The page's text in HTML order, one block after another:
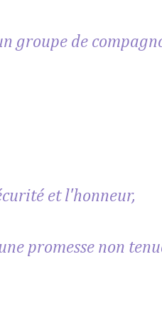
groupe de
et l'honneur,
promesse non